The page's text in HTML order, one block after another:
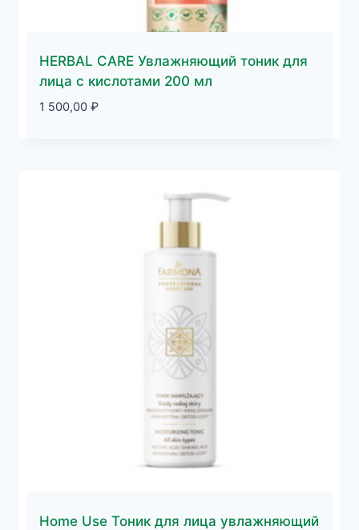
HERBAL CARE Увлажняющий тоник для
лица с кислотами 200 мл
1 500,00 ₽
Home Use Тоник для лица увлажняющий